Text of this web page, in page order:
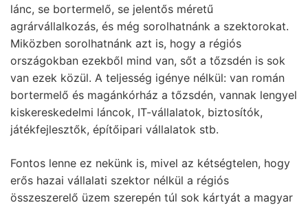
lánc, se bortermelő, se jelentős méretű
agrárvállalkozás, és még sorolhatnánk a szektorokat.
Miközben sorolhatnánk azt is, hogy a régiós
országokban ezekből mind van, sőt a tőzsdén is sok
van ezek közül. A teljesség igénye nélkül: van román
bortermelő és magánkórház a tőzsdén, vannak lengyel
kiskereskedelmi láncok, IT-vállalatok, biztosítók,
játékfejlesztők, építőipari vállalatok stb.
Fontos lenne ez nekünk is, mivel az kétségtelen, hogy
erős hazai vállalati szektor nélkül a régiós
összeszerelő üzem szerepén túl sok kártyát a magyar